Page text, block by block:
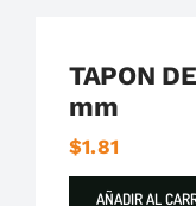
TAPON
mm
$1.81
AÑADIR AL